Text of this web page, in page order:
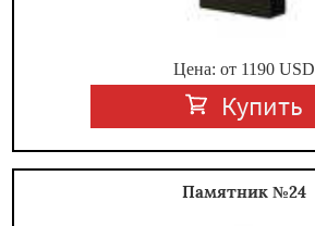
Цена: от 1190 USD
Купить
Памятник №24